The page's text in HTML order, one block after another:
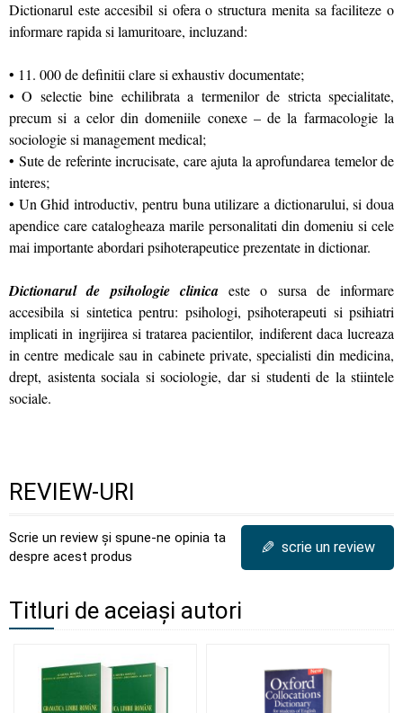
Dictionarul este accesibil si ofera o structura menita sa faciliteze o
informare rapida si lamuritoare, incluzand:
• 11. 000 de definitii clare si exhaustiv documentate;
• O selectie bine echilibrata a termenilor de stricta specialitate,
precum si a celor din domeniile conexe – de la farmacologie la
sociologie si management medical;
• Sute de referinte incrucisate, care ajuta la aprofundarea temelor de
interes;
• Un Ghid introductiv, pentru buna utilizare a dictionarului, si doua
apendice care catalogheaza marile personalitati din domeniu si cele
mai importante abordari psihoterapeutice prezentate in dictionar.
Dictionarul de psihologie clinica este o sursa de informare
accesibila si sintetica pentru: psihologi, psihoterapeuti si psihiatri
implicati in ingrijirea si tratarea pacientilor, indiferent daca lucreaza
in centre medicale sau in cabinete private, specialisti din medicina,
drept, asistenta sociala si sociologie, dar si studenti de la stiintele
sociale.
REVIEW-URI
Scrie un review și spune-ne opinia ta
despre acest produs
✎ scrie un review
Titluri de aceiași autori